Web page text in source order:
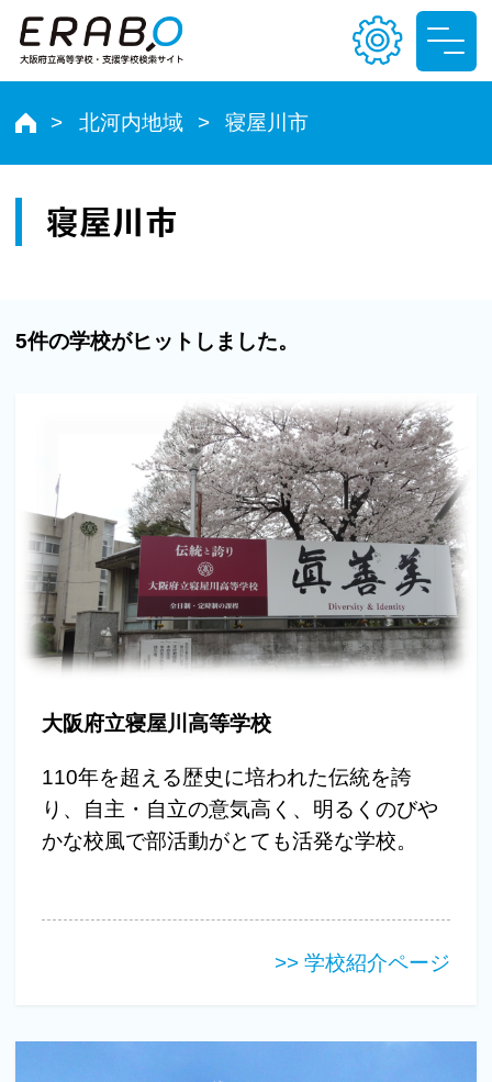
文字サイズ
小 中
北河内地域 寝屋川市
寝屋川市
5件の学校がヒットしました。
大阪府立寝屋川高等学校
110年を超える歴史に培われた伝統を誇
り、自主・自立の意気高く、明るくのびや
かな校風で部活動がとても活発な学校。
>> 学校紹介ページ